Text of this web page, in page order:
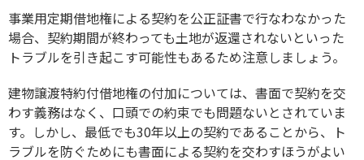
事業用定期借地権による契約を公正証書で行なわなかった
場合、契約期間が終わっても土地が返還されないといった
トラブルを引き起こす可能性もあるため注意しましょう。
建物譲渡特約付借地権の付加については、書面で契約を交
わす義務はなく、口頭での約束でも問題ないとされていま
す。しかし、最低でも30年以上の契約であることから、ト
ラブルを防ぐためにも書面による契約を交わすほうがよい